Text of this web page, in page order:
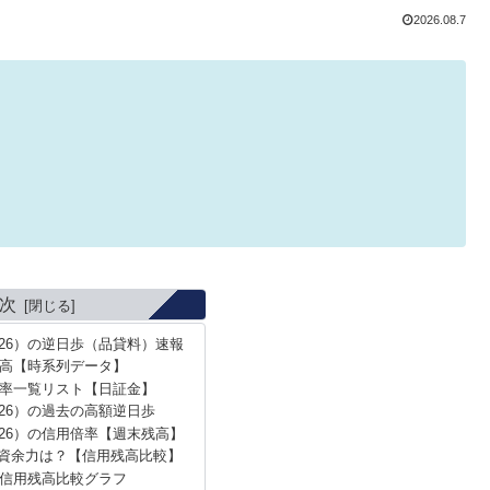
2026.08.7
）の逆日歩（品貸料）速報
【時系列データ】
一覧リスト【日証金】
）の過去の高額逆日歩
）の信用倍率【週末残高】
余力は？【信用残高比較】
用残高比較グラフ